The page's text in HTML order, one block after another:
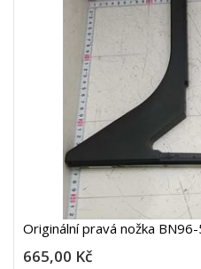
Originální pravá nožka
665,00 Kč